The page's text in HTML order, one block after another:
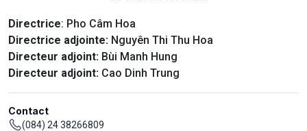
Directrice: Pho Câm Hoa
Directrice adjointe: Nguyên Thi Thu Hoa
Directeur adjoint: Bùi Manh Hung
Directeur adjoint: Cao Dinh Trung
Contact
(084) 24 38266809